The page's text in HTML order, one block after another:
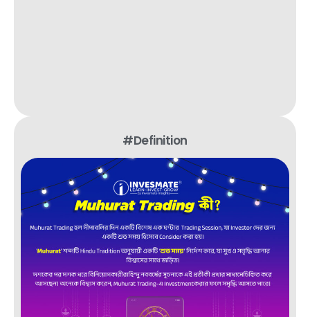
#Definition